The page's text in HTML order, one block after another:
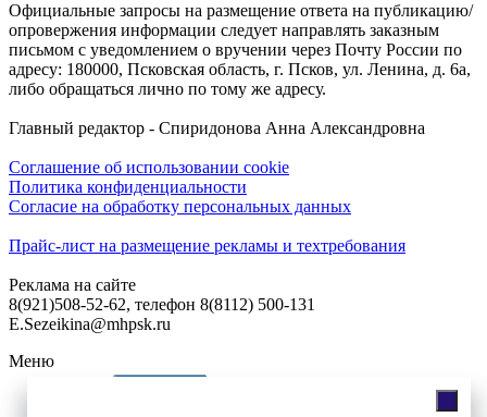
Официальные запросы на размещение ответа на публикацию/
опровержения информации следует направлять заказным
письмом с уведомлением о вручении через Почту России по
адресу: 180000, Псковская область, г. Псков, ул. Ленина, д. 6а,
либо обращаться лично по тому же адресу.
Главный редактор - Спиридонова Анна Александровна
Соглашение об использовании cookie
Политика конфиденциальности
Согласие на обработку персональных данных
Прайс-лист на размещение рекламы и техтребования
Реклама на сайте
8(921)508-52-62, телефон 8(8112) 500-131
E.Sezeikina@mhpsk.ru
Меню